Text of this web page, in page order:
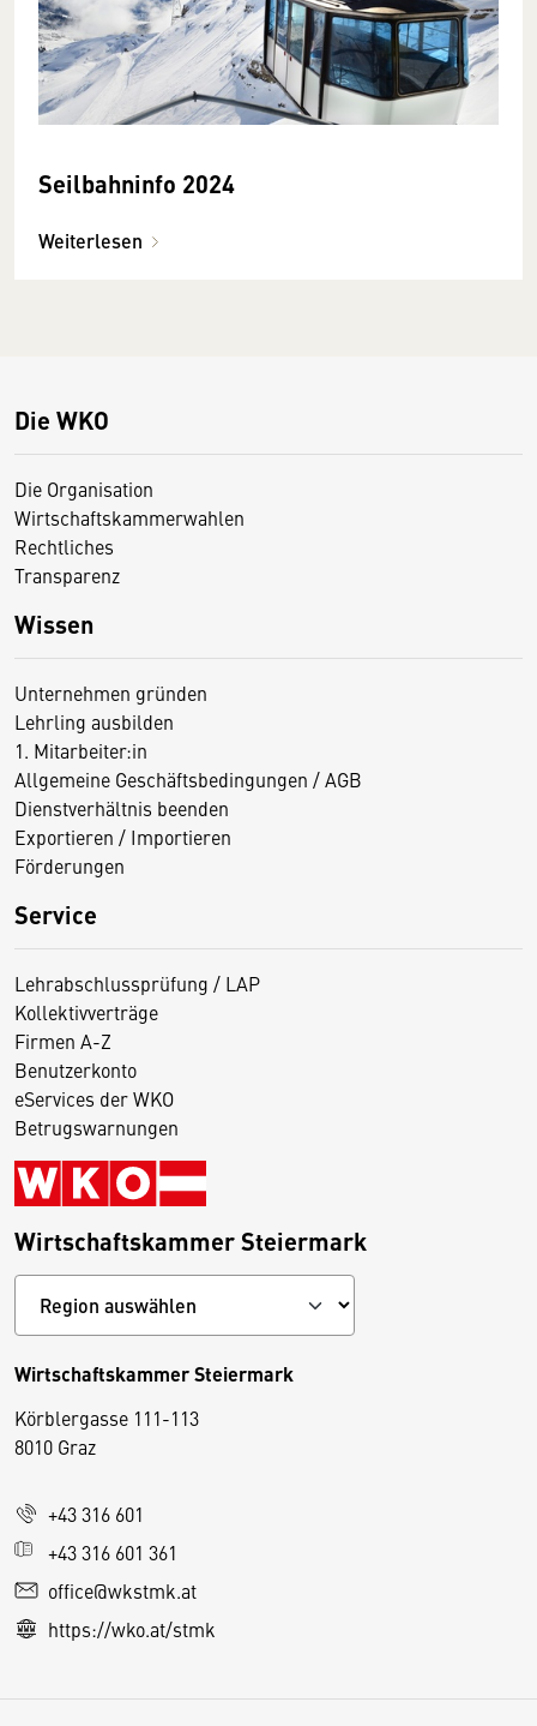
Seilbahninfo 2024
Weiterlesen
Die WKO
Die Organisation
Wirtschaftskammerwahlen
Rechtliches
Transparenz
Wissen
Unternehmen gründen
Lehrling ausbilden
1. Mitarbeiter:in
Allgemeine Geschäftsbedingungen / AGB
Dienstverhältnis beenden
Exportieren / Importieren
Förderungen
Service
Lehrabschlussprüfung / LAP
Kollektivverträge
Firmen A-Z
Benutzerkonto
eServices der WKO
Betrugswarnungen
Wirtschaftskammer Steiermark
Wirtschaftskammer Steiermark
Körblergasse 111-113
8010 Graz
+43 316 601
+43 316 601 361
office@wkstmk.at
https://wko.at/stmk
D
i
s
e
S
e